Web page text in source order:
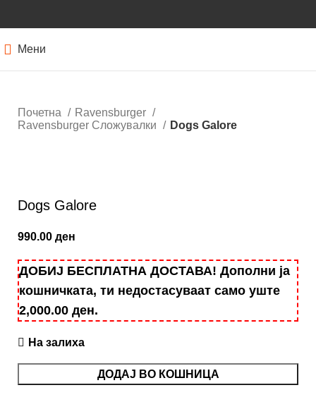
Мени
Почетна
Ravensburger
Ravensburger Сложувалки
Dogs Galore
Dogs Galore
990.00 ден
ДОБИЈ БЕСПЛАТНА ДОСТАВА! Дополни ја
кошничката, ти недостасуваат само уште
2,000.00 ден.
На залиха
ДОДАЈ ВО КОШНИЦА